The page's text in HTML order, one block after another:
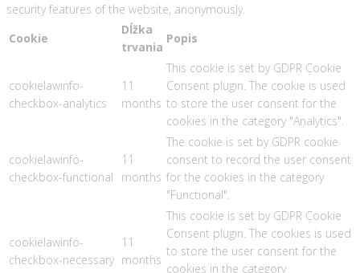
security features of the website, anonymously.
Cookie
Dĺžka
trvania
Popis
cookielawinfo-
checkbox-analytics
11
months
This cookie is set by GDPR Cookie
Consent plugin. The cookie is used
to store the user consent for the
cookies in the category "Analytics".
cookielawinfo-
checkbox-functional
11
months
The cookie is set by GDPR cookie
consent to record the user consent
for the cookies in the category
"Functional".
cookielawinfo-
checkbox-necessary
11
months
This cookie is set by GDPR Cookie
Consent plugin. The cookies is used
to store the user consent for the
cookies in the category